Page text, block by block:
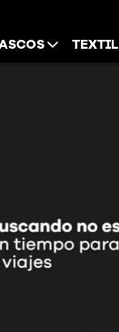
TEXTIL